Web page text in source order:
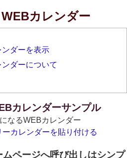
カレンダー
ダーを表示
ダーについて
カレンダーサンプル
なるWEBカレンダー
カレンダーを貼り付ける
ページへ呼び出しはシンプ